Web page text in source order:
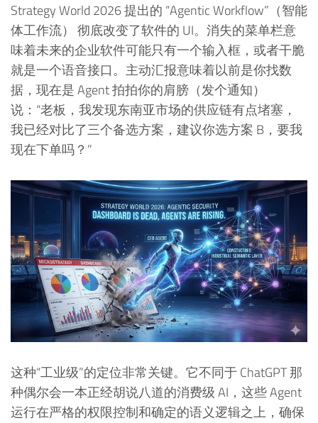
Strategy World 2026 提出的 “Agentic Workflow”（智能
体工作流） 彻底改变了软件的 UI。消失的菜单栏意
味着未来的企业软件可能只有一个输入框，或者干脆
就是一个语音接口。主动汇报意味着以前是你找数
据，现在是 Agent 拍拍你的肩膀（发个通知）
说：“老板，我发现东南亚市场的供应链有点堵塞，
我已经对比了三个备选方案，建议你选方案 B，要我
现在下单吗？”
这种“工业级”的定位非常关键。它不同于 ChatGPT 那
种偶尔会一本正经胡说八道的消费级 AI，这些 Agent
运行在严格的权限控制和确定的语义逻辑之上，确保